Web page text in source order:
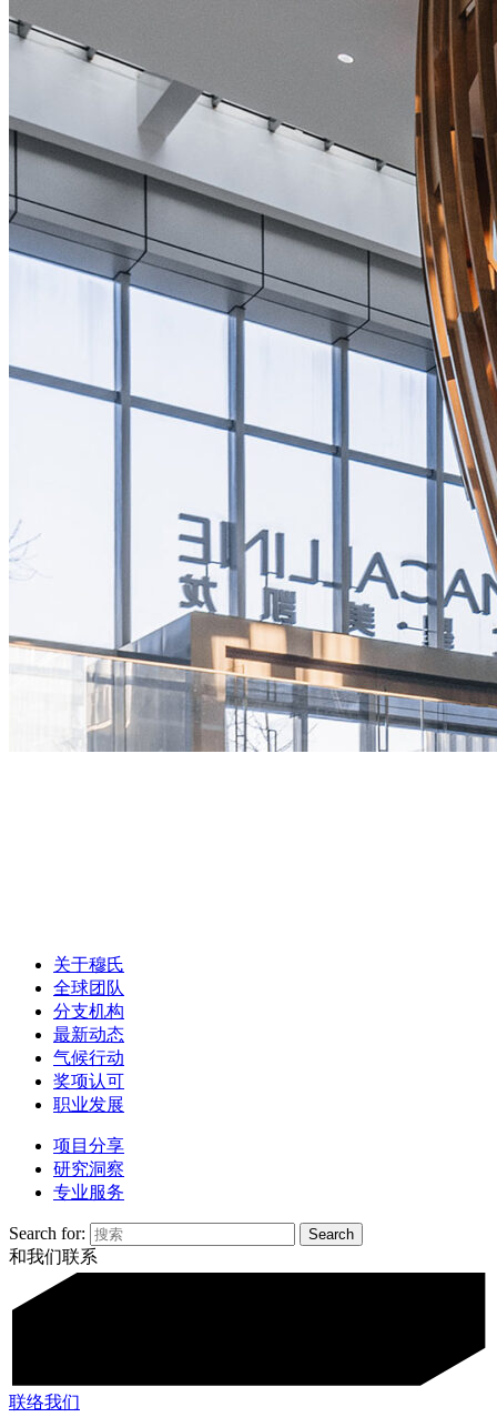
关于穆氏
全球团队
分支机构
最新动态
气候行动
奖项认可
职业发展
项目分享
研究洞察
专业服务
Search for:
和我们联系
联络我们